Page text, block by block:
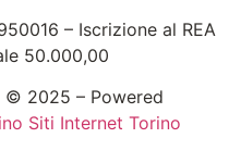
– Iscrizione al REA
50.000,00
© 2025 – Powered
Siti Internet Torino